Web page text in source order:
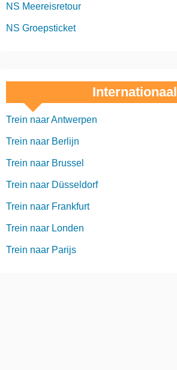
NS Meereisretour
NS Groepsticket
Internationaal
Trein naar Antwerpen
Trein naar Berlijn
Trein naar Brussel
Trein naar Düsseldorf
Trein naar Frankfurt
Trein naar Londen
Trein naar Parijs